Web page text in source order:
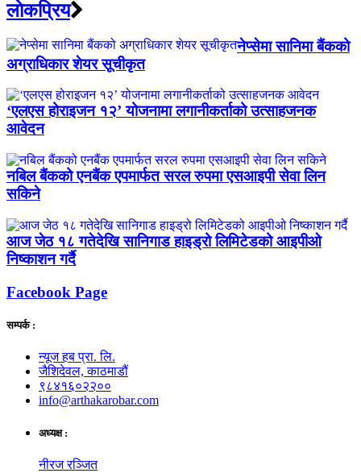
लाेकप्रिय
नेप्सेमा सानिमा बैंकको
अग्राधिकार शेयर सूचीकृत
‘एलएस होराइजन १२’ योजनामा लगानीकर्ताको उत्साहजनक
आवेदन
नबिल बैंकको एनबैंक एपमार्फत सरल रुपमा एसआइपी सेवा लिन
सकिने
आज जेठ १८ गतेदेखि सानिगाड हाइड्रो लिमिटेडको आइपीओ
निष्काशन गर्दै
Facebook Page
सम्पर्क :
न्यूज हब प्रा. लि.
जैशिदेवल, काठमाडौं
९८४१६०२२००
info@arthakarobar.com
अध्यक्ष :
नीरज रञ्जित